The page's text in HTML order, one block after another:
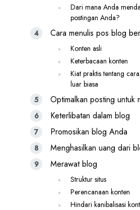
Dari mana Anda
postingan Anda?
Cara menulis pos blog
Konten asli
Keterbacaan konten
Kiat praktis tentang
luar biasa
Optimalkan posting untuk
Keterlibatan dalam blog
Promosikan blog Anda
Menghasilkan uang dari
Merawat blog
Struktur situs
Perencanaan konten
Hindari kanibalisasi